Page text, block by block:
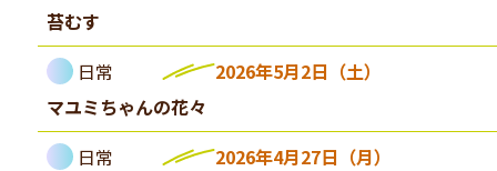
苔むす
日常
2026年5月2日（土）
マユミちゃんの花々
日常
2026年4月27日（月）